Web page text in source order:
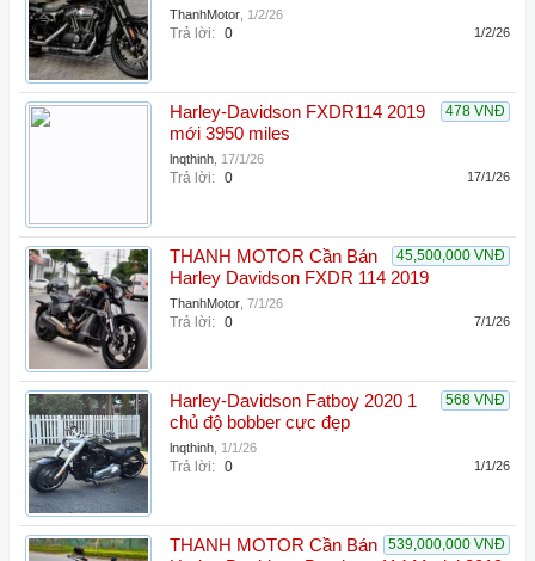
ThanhMotor 1/2/26
Trả lời: 0 1/2/26
478 VNĐ
Harley-Davidson FXDR114 2019
mới 3950 miles
lnqthinh 17/1/26
Trả lời: 0 17/1/26
45,500,000 VNĐ
THANH MOTOR Cần Bán
Harley Davidson FXDR 114 2019
ThanhMotor 7/1/26
Trả lời: 0 7/1/26
568 VNĐ
Harley-Davidson Fatboy 2020 1
chủ độ bobber cực đẹp
lnqthinh 1/1/26
Trả lời: 0 1/1/26
539,000,000 VNĐ
THANH MOTOR Cần Bán